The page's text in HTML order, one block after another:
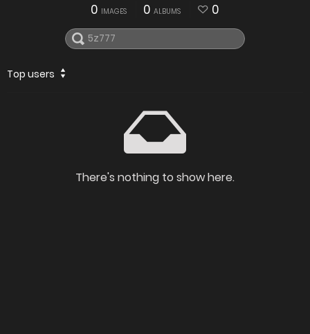
0 IMAGES 0 ALBUMS 0
Top users
There's nothing to show here.